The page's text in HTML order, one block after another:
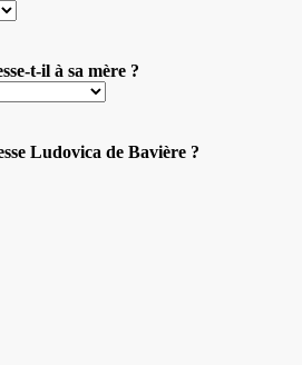
t-il à sa mère ?
Ludovica de Bavière ?